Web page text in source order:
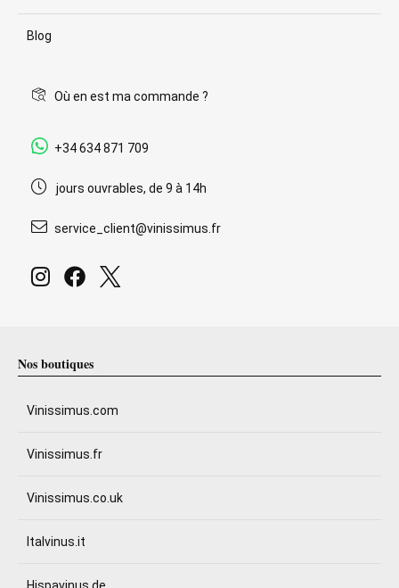
Blog
Où en est ma commande ?
+34 634 871 709
jours ouvrables, de 9 à 14h
service_client@vinissimus.fr
Nos boutiques
Vinissimus.com
Vinissimus.fr
Vinissimus.co.uk
Italvinus.it